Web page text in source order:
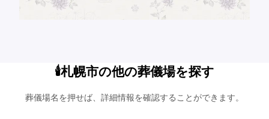
🕯️札幌市の他の葬儀場を探す
葬儀場名を押せば、詳細情報を確認することができます。